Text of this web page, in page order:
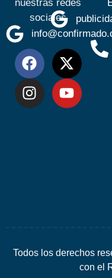
nuestras redes
sociales
Todos los derechos
con el